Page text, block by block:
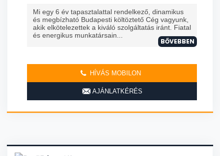
Mi egy 6 év tapasztalattal rendelkező, dinamikus
és megbízható Budapesti költöztető Cég vagyunk,
akik elkötelezettek a kiváló szolgáltatás iránt. Fiatal
és energikus munkatársain...
BŐVEBBEN
HÍVÁS MOBILON
AJÁNLATKÉRÉS